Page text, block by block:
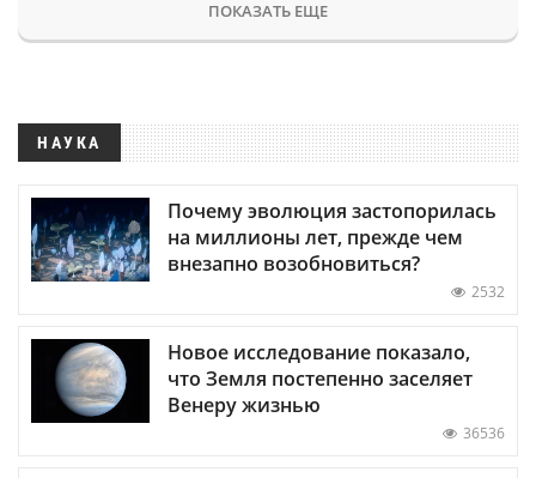
ПОКАЗАТЬ ЕЩЕ
НАУКА
Почему эволюция застопорилась
на миллионы лет, прежде чем
внезапно возобновиться?
2532
Новое исследование показало,
что Земля постепенно заселяет
Венеру жизнью
36536